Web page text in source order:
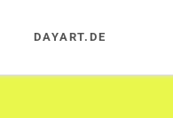
DAYART.DE